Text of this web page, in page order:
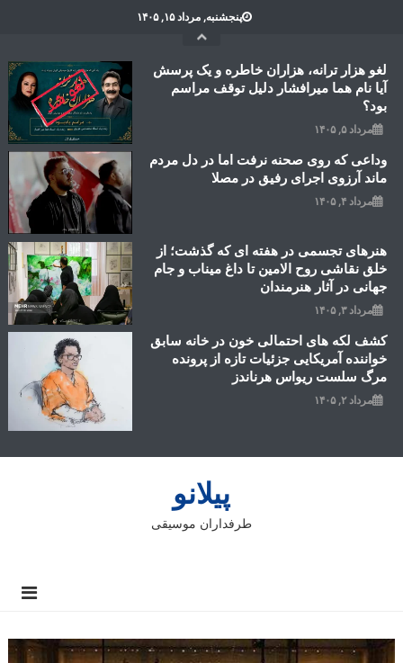
پنجشنبه, مرداد ۱۵, ۱۴۰۵
لغو هزار ترانه، هزاران خاطره و یک پرسش
آیا نام هما میرافشار دلیل توقف مراسم
بود؟
مرداد ۵, ۱۴۰۵
وداعی که روی صحنه نرفت اما در دل مردم
ماند آرزوی اجرای رفیق در مصلا
مرداد ۴, ۱۴۰۵
هنرهای تجسمی در هفته ای که گذشت؛ از
خلق نقاشی روح الامین تا داغ میناب و جام
جهانی در آثار هنرمندان
مرداد ۳, ۱۴۰۵
کشف لکه های احتمالی خون در خانه سابق
خواننده آمریکایی جزئیات تازه از پرونده
مرگ سلست ریواس هرناندز
مرداد ۲, ۱۴۰۵
پیلانو
طرفداران موسیقی